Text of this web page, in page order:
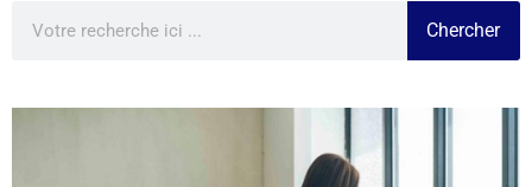
Chercher